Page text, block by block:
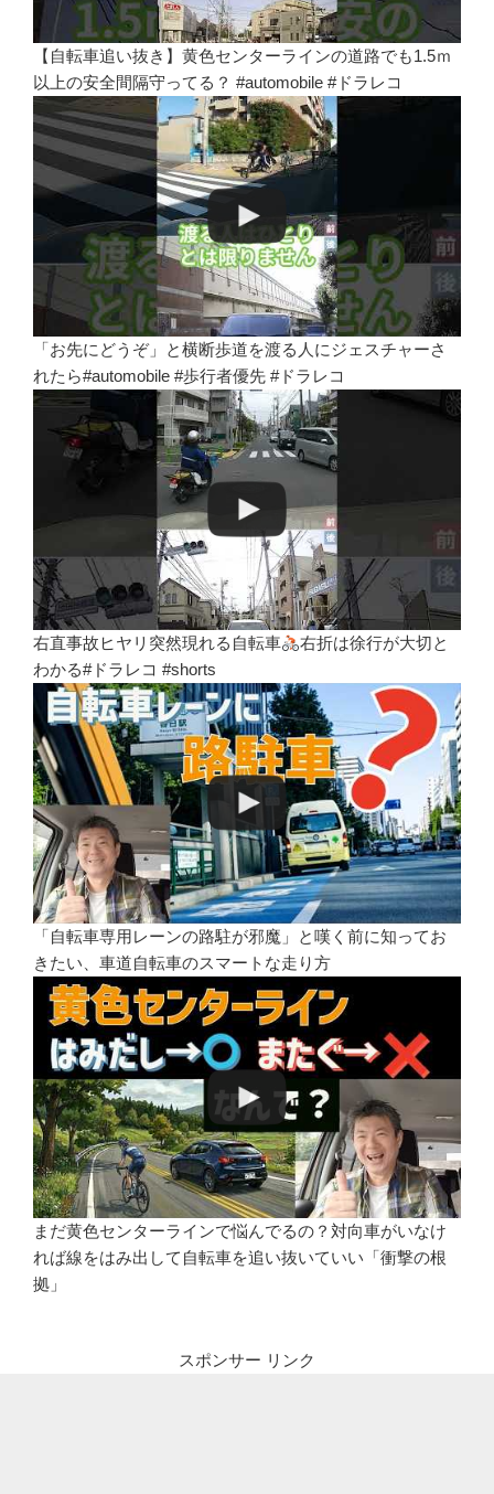
【自転車追い抜き】黄色センターラインの道路でも1.5ｍ
以上の安全間隔守ってる？ #automobile #ドラレコ
「お先にどうぞ」と横断歩道を渡る人にジェスチャーさ
れたら#automobile #歩行者優先 #ドラレコ
右直事故ヒヤリ突然現れる自転車
右折は徐行が大切と
わかる#ドラレコ #shorts
「自転車専用レーンの路駐が邪魔」と嘆く前に知ってお
きたい、車道自転車のスマートな走り方
まだ黄色センターラインで悩んでるの？対向車がいなけ
れば線をはみ出して自転車を追い抜いていい「衝撃の根
拠」
スポンサー リンク